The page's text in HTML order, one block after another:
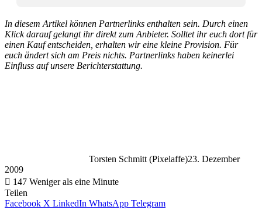
In diesem Artikel können Partnerlinks enthalten sein. Durch einen
Klick darauf gelangt ihr direkt zum Anbieter. Solltet ihr euch dort für
einen Kauf entscheiden, erhalten wir eine kleine Provision. Für
euch ändert sich am Preis nichts. Partnerlinks haben keinerlei
Einfluss auf unsere Berichterstattung.
Torsten Schmitt (Pixelaffe)23. Dezember
2009
147 Weniger als eine Minute
Teilen
Facebook X LinkedIn WhatsApp Telegram